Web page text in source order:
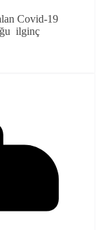
Covid-19
ilginç